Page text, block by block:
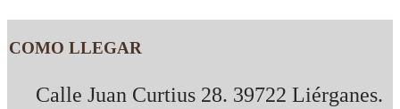
COMO LLEGAR
Calle Juan Curtius 28. 39722 Liérganes.